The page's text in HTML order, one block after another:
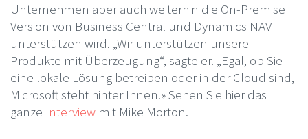
Unternehmen aber auch weiterhin die On-Premise
Version von Business Central und Dynamics NAV
unterstützen wird. „Wir unterstützen unsere
Produkte mit Überzeugung“, sagte er. „Egal, ob Sie
eine lokale Lösung betreiben oder in der Cloud sind,
Microsoft steht hinter Ihnen.» Sehen Sie hier das
ganze Interview mit Mike Morton.